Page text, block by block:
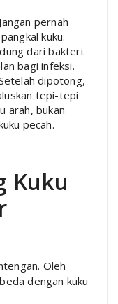
Jangan pernah
kuku.
dari bakteri.
bagi infeksi.
dipotong,
tepi-tepi
arah, bukan
pecah.
Kuku
Oleh
dengan kuku